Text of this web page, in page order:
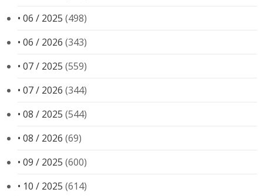
• 06 / 2025 (498)
• 06 / 2026 (343)
• 07 / 2025 (559)
• 07 / 2026 (344)
• 08 / 2025 (544)
• 08 / 2026 (69)
• 09 / 2025 (600)
• 10 / 2025 (614)